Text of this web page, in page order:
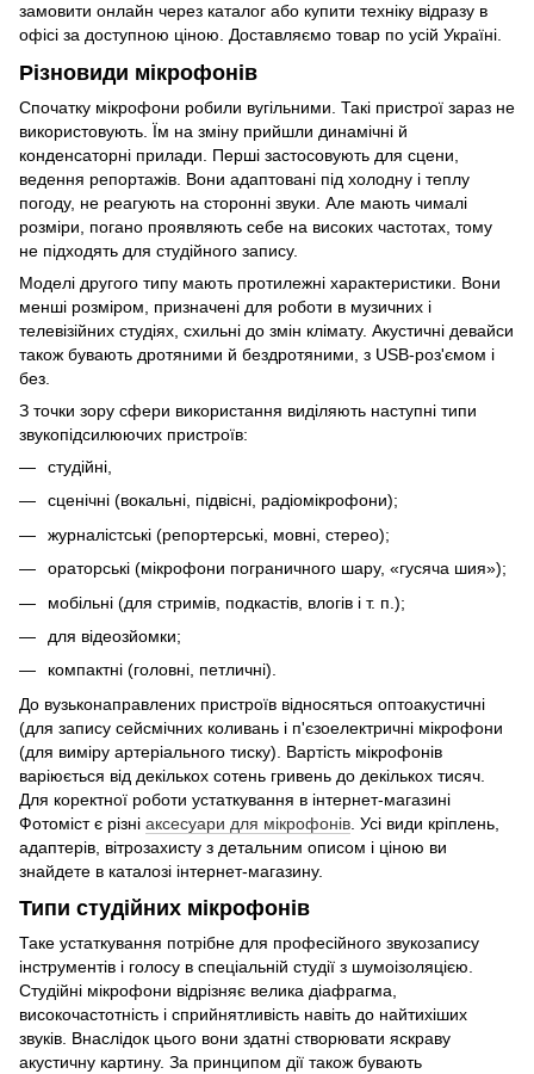
замовити онлайн через каталог або купити техніку відразу в
офісі за доступною ціною. Доставляємо товар по усій Україні.
Різновиди мікрофонів
Спочатку мікрофони робили вугільними. Такі пристрої зараз не
використовують. Їм на зміну прийшли динамічні й
конденсаторні прилади. Перші застосовують для сцени,
ведення репортажів. Вони адаптовані під холодну і теплу
погоду, не реагують на сторонні звуки. Але мають чималі
розміри, погано проявляють себе на високих частотах, тому
не підходять для студійного запису.
Моделі другого типу мають протилежні характеристики. Вони
менші розміром, призначені для роботи в музичних і
телевізійних студіях, схильні до змін клімату. Акустичні девайси
також бувають дротяними й бездротяними, з USB-роз'ємом і
без.
З точки зору сфери використання виділяють наступні типи
звукопідсилюючих пристроїв:
студійні,
сценічні (вокальні, підвісні, радіомікрофони);
журналістські (репортерські, мовні, стерео);
ораторські (мікрофони пограничного шару, «гусяча шия»);
мобільні (для стримів, подкастів, влогів і т. п.);
для відеозйомки;
компактні (головні, петличні).
До вузьконаправлених пристроїв відносяться оптоакустичні
(для запису сейсмічних коливань і п'єзоелектричні мікрофони
(для виміру артеріального тиску). Вартість мікрофонів
варіюється від декількох сотень гривень до декількох тисяч.
Для коректної роботи устаткування в інтернет-магазині
Фотоміст є різні аксесуари для мікрофонів . Усі види кріплень,
адаптерів, вітрозахисту з детальним описом і ціною ви
знайдете в каталозі інтернет-магазину.
Типи студійних мікрофонів
Таке устаткування потрібне для професійного звукозапису
інструментів і голосу в спеціальній студії з шумоізоляцією.
Студійні мікрофони відрізняє велика діафрагма,
високочастотність і сприйнятливість навіть до найтихіших
звуків. Внаслідок цього вони здатні створювати яскраву
акустичну картину. За принципом дії також бувають